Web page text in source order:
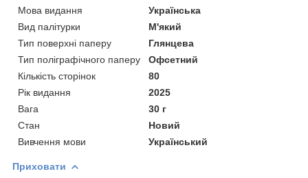
Мова видання
Українська
Вид палітурки
М'який
Тип поверхні паперу
Глянцева
Тип поліграфічного паперу
Офсетний
Кількість сторінок
80
Рік видання
2025
Вага
30 г
Стан
Новий
Вивчення мови
Український
Приховати